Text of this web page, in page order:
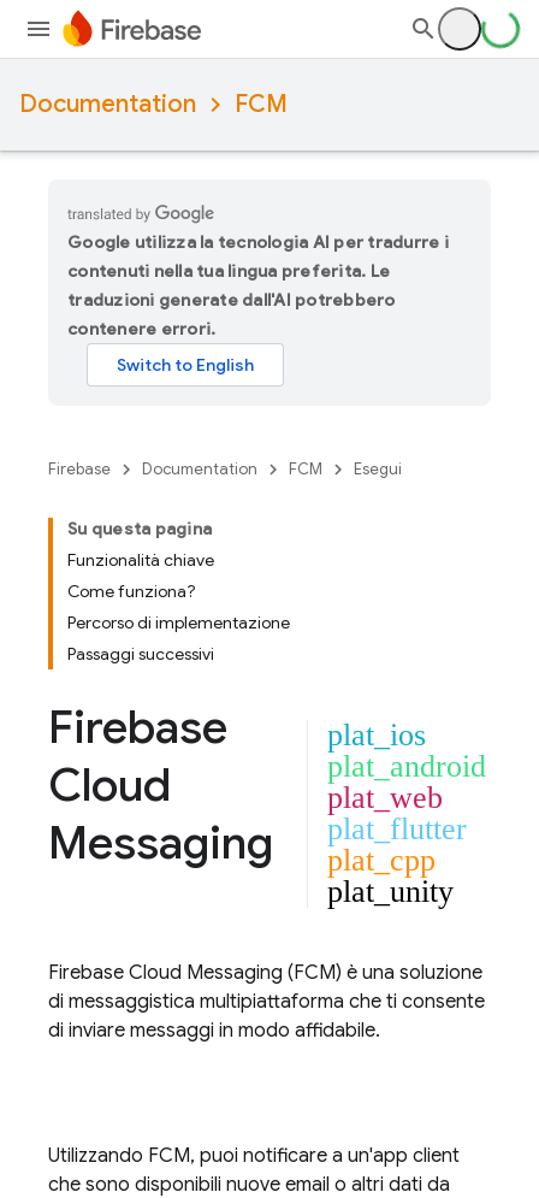
Documentation FCM
Google utilizza la tecnologia AI per tradurre i
contenuti nella tua lingua preferita. Le
traduzioni generate dall'AI potrebbero
contenere errori.
Firebase Documentation FCM Esegui
Su questa pagina
Funzionalità chiave
Come funziona?
Percorso di implementazione
Passaggi successivi
Firebase
Cloud
Messaging
plat_ios
plat_android
plat_web
plat_flutter
plat_cpp
plat_unity
Firebase Cloud Messaging (FCM) è una soluzione
di messaggistica multipiattaforma che ti consente
di inviare messaggi in modo affidabile.
Utilizzando FCM, puoi notificare a un'app client
che sono disponibili nuove email o altri dati da